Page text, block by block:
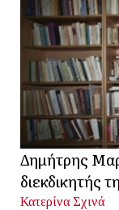
Δημήτρης
διεκδικητής
Κατερίνα Σχινά